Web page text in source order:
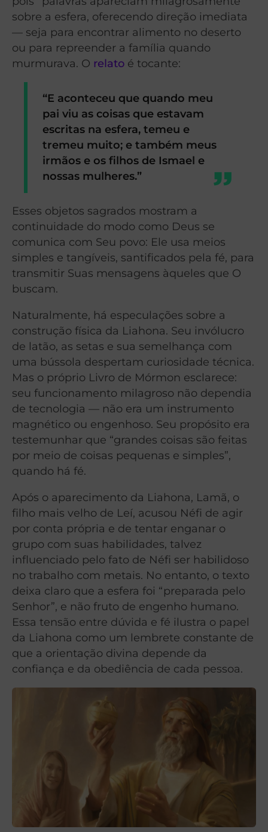
sobre a esfera, oferecendo direção imediata
— seja para encontrar alimento no deserto
ou para repreender a família quando
murmurava. O relato é tocante:
“E aconteceu que quando meu
pai viu as coisas que estavam
escritas na esfera, temeu e
tremeu muito; e também meus
irmãos e os filhos de Ismael e
nossas mulheres.”
Esses objetos sagrados mostram a
continuidade do modo como Deus se
comunica com Seu povo: Ele usa meios
simples e tangíveis, santificados pela fé, para
transmitir Suas mensagens àqueles que O
buscam.
Naturalmente, há especulações sobre a
construção física da Liahona. Seu invólucro
de latão, as setas e sua semelhança com
uma bússola despertam curiosidade técnica.
Mas o próprio Livro de Mórmon esclarece:
seu funcionamento milagroso não dependia
de tecnologia — não era um instrumento
magnético ou engenhoso. Seu propósito era
testemunhar que “grandes coisas são feitas
por meio de coisas pequenas e simples”,
quando há fé.
Após o aparecimento da Liahona, Lamã, o
filho mais velho de Leí, acusou Néfi de agir
por conta própria e de tentar enganar o
grupo com suas habilidades, talvez
influenciado pelo fato de Néfi ser habilidoso
no trabalho com metais. No entanto, o texto
deixa claro que a esfera foi “preparada pelo
Senhor”, e não fruto de engenho humano.
Essa tensão entre dúvida e fé ilustra o papel
da Liahona como um lembrete constante de
que a orientação divina depende da
confiança e da obediência de cada pessoa.